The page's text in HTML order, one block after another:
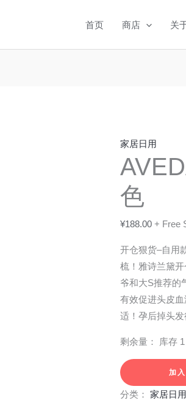
首页 商店 关
家居日用
色
¥188.00 + Free
开仓狠货–自用
梳！雅诗兰黛
爷和大S推荐的
有效促进头皮
适！孕后掉头发
剩余量： 库存
气
色
数
量
加
分类： 家居日用